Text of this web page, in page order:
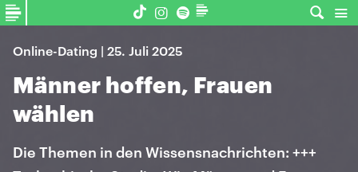
Online-Dating | 25. Juli 2025
Männer hoffen, Frauen
wählen
Die Themen in den Wissensnachrichten: +++